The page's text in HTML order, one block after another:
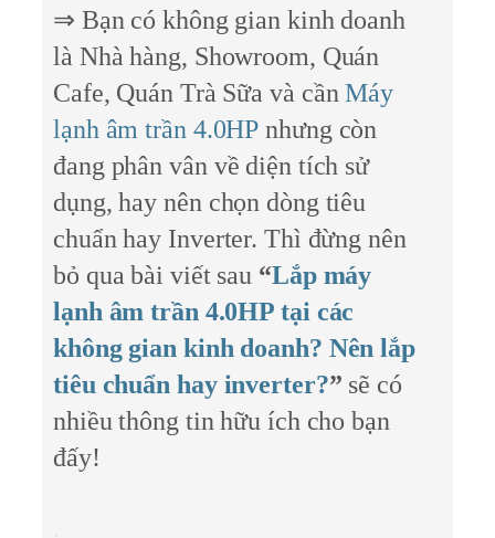
⇒ Bạn có không gian kinh doanh
là Nhà hàng, Showroom, Quán
Cafe, Quán Trà Sữa và cần Máy
lạnh âm trần 4.0HP nhưng còn
đang phân vân về diện tích sử
dụng, hay nên chọn dòng tiêu
chuẩn hay Inverter. Thì đừng nên
bỏ qua bài viết sau “Lắp máy
lạnh âm trần 4.0HP tại các
không gian kinh doanh? Nên lắp
tiêu chuẩn hay inverter?” sẽ có
nhiều thông tin hữu ích cho bạn
đấy!